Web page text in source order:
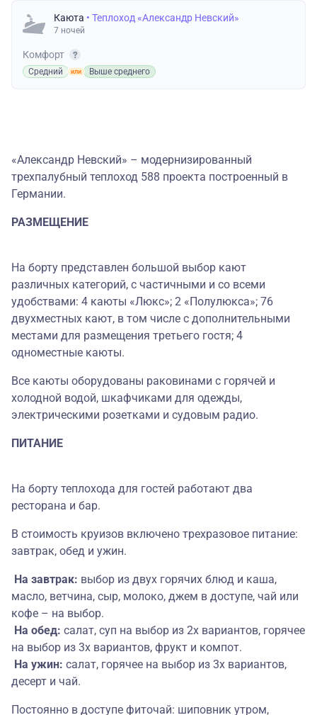
Каюта • Теплоход «Александр Невский»
7 ночей
Комфорт
Средний Выше среднего
«Александр Невский» – модернизированный
трехпалубный теплоход 588 проекта построенный в
Германии.
РАЗМЕЩЕНИЕ
На борту представлен большой выбор кают
различных категорий, с частичными и со всеми
удобствами: 4 каюты «Люкс»; 2 «Полулюкса»; 76
двухместных кают, в том числе с дополнительными
местами для размещения третьего гостя; 4
одноместные каюты.
Все каюты оборудованы раковинами с горячей и
холодной водой, шкафчиками для одежды,
электрическими розетками и судовым радио.
ПИТАНИЕ
На борту теплохода для гостей работают два
ресторана и бар.
В стоимость круизов включено трехразовое питание:
завтрак, обед и ужин.
На завтрак: выбор из двух горячих блюд и каша,
масло, ветчина, сыр, молоко, джем в доступе, чай или
кофе – на выбор.
На обед: салат, суп на выбор из 2х вариантов, горячее
на выбор из 3х вариантов, фрукт и компот.
На ужин: салат, горячее на выбор из 3х вариантов,
десерт и чай.
Постоянно в доступе фиточай: шиповник утром,